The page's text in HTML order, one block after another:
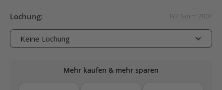
Lochung: IVZ Norm 2007
Mehr kaufen & mehr sparen